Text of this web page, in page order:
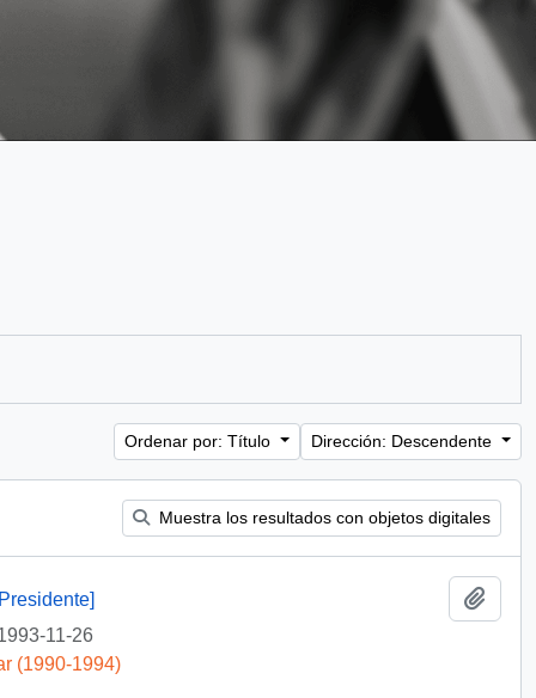
Ordenar por: Título Dirección: Descendente
Muestra los resultados con objetos digitales
11-26
(1990-1994)